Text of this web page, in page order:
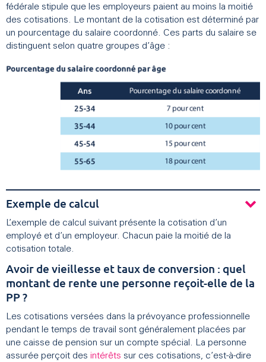
fédérale stipule que les employeurs paient au moins la moitié
des cotisations. Le montant de la cotisation est déterminé par
un pourcentage du salaire coordonné. Ces parts du salaire se
distinguent selon quatre groupes d’âge :
Exemple de calcul
L’exemple de calcul suivant présente la cotisation d’un
employé et d’un employeur. Chacun paie la moitié de la
cotisation totale.
Avoir de vieillesse et taux de conversion : quel
montant de rente une personne reçoit-elle de la
PP ?
Les cotisations versées dans la prévoyance professionnelle
pendant le temps de travail sont généralement placées par
une caisse de pension sur un compte spécial. La personne
assurée perçoit des intérêts sur ces cotisations, c’est-à-dire